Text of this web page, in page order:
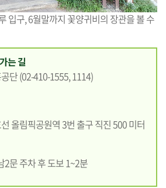
입구, 6월말까지 꽃양귀비의 장관을 볼 수
는 길
단 (02-410-1555, 1114)
올림픽공원역 3번 출구 직진 500 미터
2문 주차 후 도보 1~2분